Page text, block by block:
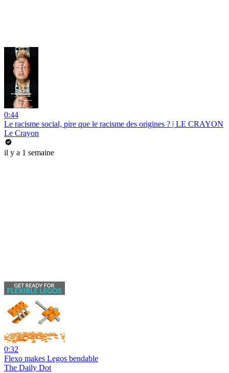
0:44
Le racisme social, pire que le racisme des origines ? | LE CRAYON
Le Crayon
il y a 1 semaine
0:32
Flexo makes Legos bendable
The Daily Dot